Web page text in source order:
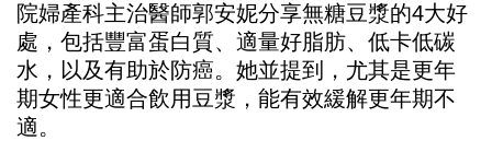
院婦產科主治醫師郭安妮分享無糖豆漿的4大好
處，包括豐富蛋白質、適量好脂肪、低卡低碳
水，以及有助於防癌。她並提到，尤其是更年
期女性更適合飲用豆漿，能有效緩解更年期不
適。